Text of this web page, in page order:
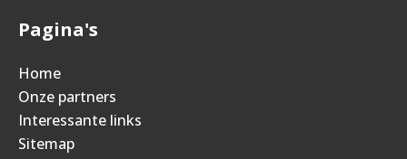
Pagina's
Home
Onze partners
Interessante links
Sitemap